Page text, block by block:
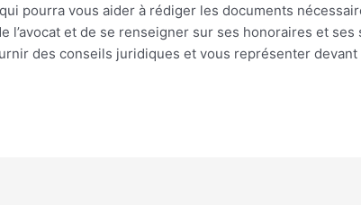
pourra vous aider à rédiger les documents
l’avocat et de se renseigner sur ses honoraires et
des conseils juridiques et vous représenter devant